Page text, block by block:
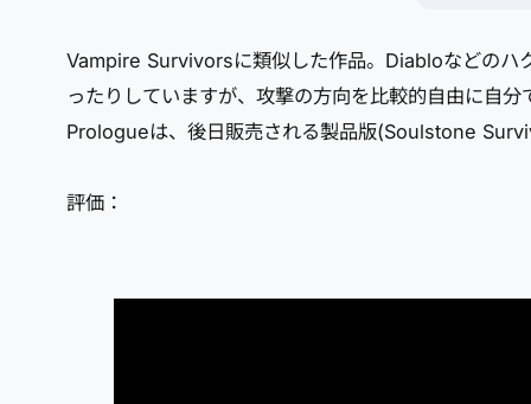
Vampire Survivorsに類似した作品。Diabloなどのハ
ったりしていますが、攻撃の方向を比較的自由に自
Prologueは、後日販売される製品版(Soulstone
評価：